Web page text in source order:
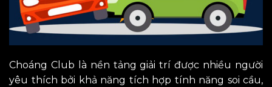
Choáng Club là nền tảng giải trí được nhiều người
yêu thích bởi khả năng tích hợp tính năng soi cầu,